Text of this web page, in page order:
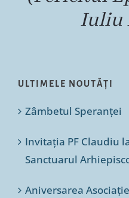
Iuliu
ULTIMELE NOUTĂȚI
Zâmbetul Speranței
Invitația PF Claudiu
Sanctuarul
Aniversarea